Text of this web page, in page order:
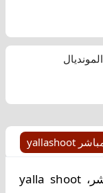
يلا شوت، yalla shoot، يلا شوت مباشر، yalla shoot